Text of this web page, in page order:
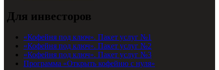
Для инвесторов
«Кофейня под ключ». Пакет услуг №1
«Кофейня под ключ». Пакет услуг №2
«Кофейня под ключ». Пакет услуг №3
Программа «Открыть кофейню с нуля»